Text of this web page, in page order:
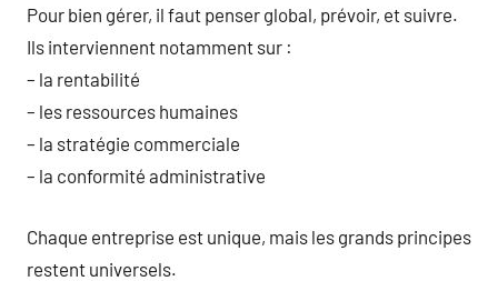
Pour bien gérer, il faut penser global, prévoir, et suivre.
Ils interviennent notamment sur :
– la rentabilité
– les ressources humaines
– la stratégie commerciale
– la conformité administrative
Chaque entreprise est unique, mais les grands principes
restent universels.